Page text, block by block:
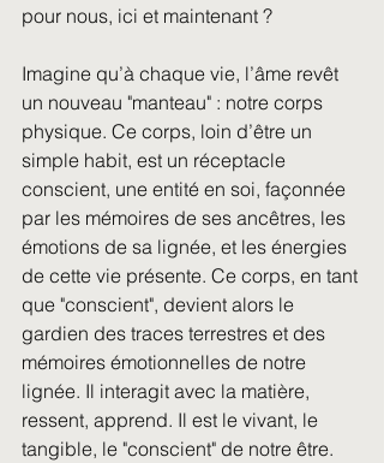
pour nous, ici et maintenant ?
Imagine qu’à chaque vie, l’âme revêt
un nouveau "manteau" : notre corps
physique. Ce corps, loin d’être un
simple habit, est un réceptacle
conscient, une entité en soi, façonnée
par les mémoires de ses ancêtres, les
émotions de sa lignée, et les énergies
de cette vie présente. Ce corps, en tant
que "conscient", devient alors le
gardien des traces terrestres et des
mémoires émotionnelles de notre
lignée. Il interagit avec la matière,
ressent, apprend. Il est le vivant, le
tangible, le "conscient" de notre être.